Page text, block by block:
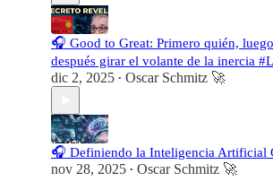
🎧 Good to Great: Primero quién,
después girar el volante de la inercia
dic 2, 2025 • Oscar Schmitz 🚀
🎧 Definiendo la Inteligencia Artificial
nov 28, 2025 • Oscar Schmitz 🚀